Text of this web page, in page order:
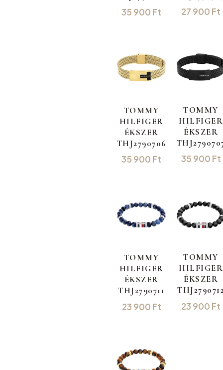
35 900 Ft 27 900 Ft
TOMMY
HILFIGER
ÉKSZER
THJ2790706
35 900 Ft
TOMMY
HILFIGER
ÉKSZER
35 900 Ft
TOMMY
HILFIGER
ÉKSZER
THJ2790711
23 900 Ft
TOMMY
HILFIGER
ÉKSZER
23 900 Ft